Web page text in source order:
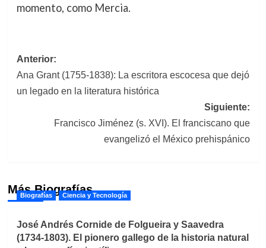
momento, como Mercia.
Navegación
de
entradas
Anterior:
Ana Grant (1755-1838): La escritora escocesa que dejó
un legado en la literatura histórica
Siguiente:
Francisco Jiménez (s. XVI). El franciscano que
evangelizó el México prehispánico
Más Biografías
Biografías Ciencia y Tecnología
José Andrés Cornide de Folgueira y Saavedra
(1734-1803). El pionero gallego de la historia natural